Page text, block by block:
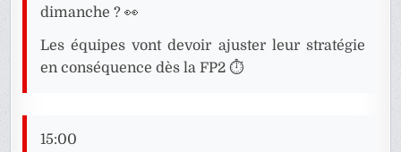
dimanche ? 👀
Les équipes vont devoir ajuster leur stratégie
en conséquence dès la FP2 ⏱️
15:00